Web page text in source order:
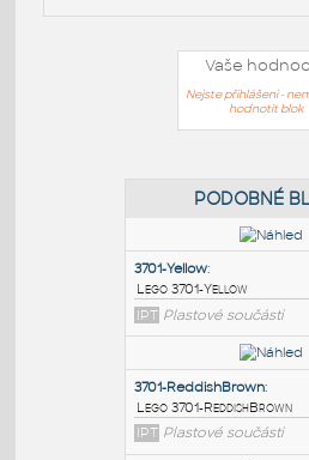
Vaše
Nejste přihlášeni -
hodnotit blok